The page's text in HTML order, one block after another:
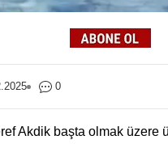
0
Akdik başta olmak üzere